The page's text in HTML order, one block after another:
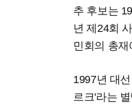
추 후보는
년 제24회
민회의 총
1997년 대
르크'라는